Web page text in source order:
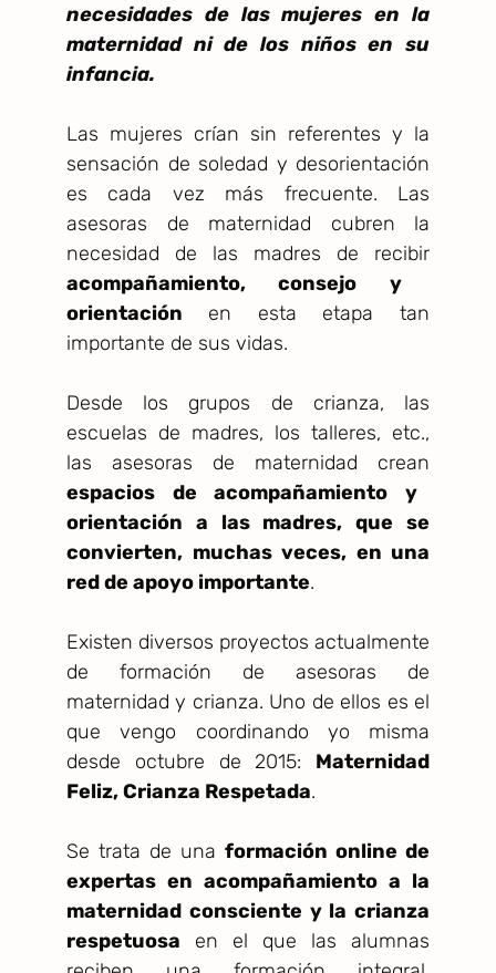
necesidades de las mujeres en la
maternidad ni de los niños en su
infancia.
Las mujeres crían sin referentes y la
sensación de soledad y desorientación
es cada vez más frecuente. Las
asesoras de maternidad cubren la
necesidad de las madres de recibir
acompañamiento, consejo y
orientación en esta etapa tan
importante de sus vidas.
Desde los grupos de crianza, las
escuelas de madres, los talleres, etc.,
las asesoras de maternidad crean
espacios de acompañamiento y
orientación a las madres, que se
convierten, muchas veces, en una
red de apoyo importante.
Existen diversos proyectos actualmente
de formación de asesoras de
maternidad y crianza. Uno de ellos es el
que vengo coordinando yo misma
desde octubre de 2015: Maternidad
Feliz, Crianza Respetada.
Se trata de una formación online de
expertas en acompañamiento a la
maternidad consciente y la crianza
respetuosa en el que las alumnas